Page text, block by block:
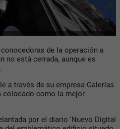
de la operación a
no está cerrada, aunque es
a través de su empresa Galerías
colocado como la mejor
por el diario 'Nuevo Digital